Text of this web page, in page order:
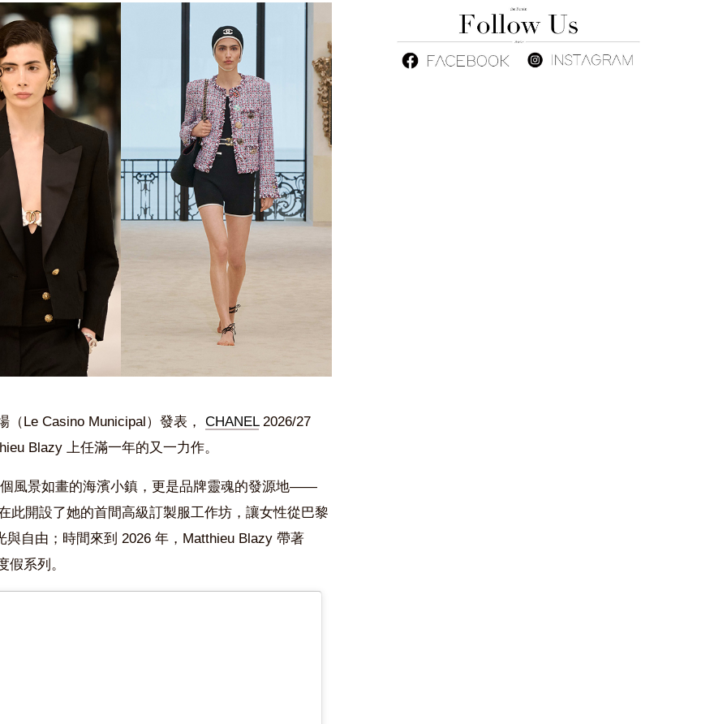
（Le Casino Municipal）發表， CHANEL 2026/27
Blazy 上任滿一年的又一力作。
風景如畫的海濱小鎮，更是品牌靈魂的發源地——
此開設了她的首間高級訂製服工作坊，讓女性從巴黎
自由；時間來到 2026 年，Matthieu Blazy 帶著
假系列。